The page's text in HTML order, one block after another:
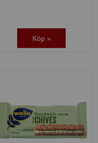
Köp »